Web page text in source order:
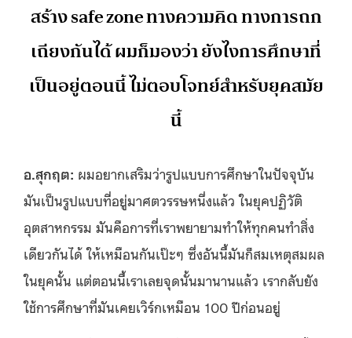
สร้าง safe zone ทางความคิด ทางการถก
เถียงกันได้ ผมก็มองว่า ยังไงการศึกษาที่
เป็นอยู่ตอนนี้ ไม่ตอบโจทย์สำหรับยุคสมัย
นี้
อ.สุกฤต: ผมอยากเสริมว่ารูปแบบการศึกษาในปัจจุบัน
มันเป็นรูปแบบที่อยู่มาศตวรรษหนึ่งแล้ว ในยุคปฏิวัติ
อุตสาหกรรม มันคือการที่เราพยายามทำให้ทุกคนทำสิ่ง
เดียวกันได้ ให้เหมือนกันเป๊ะๆ ซึ่งอันนี้มันก็สมเหตุสมผล
ในยุคนั้น แต่ตอนนี้เราเลยจุดนั้นมานานแล้ว เรากลับยัง
ใช้การศึกษาที่มันเคยเวิร์กเหมือน 100 ปีก่อนอยู่